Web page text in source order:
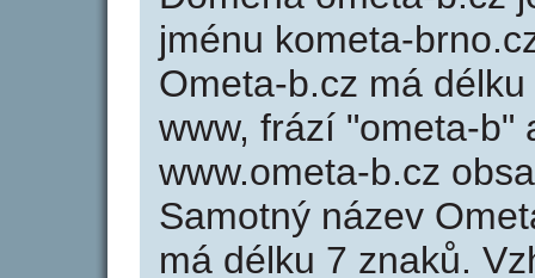
jménu kometa-
Ometa-b.cz má
www, frází "ometa-b"
www.ometa-b.cz
Samotný název
má délku 7 znaků.